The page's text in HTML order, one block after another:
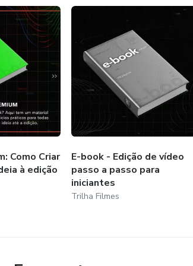
Como Criar
à edição
E-book - Edição de vídeo
passo a passo para
iniciantes
Trilha Filmes